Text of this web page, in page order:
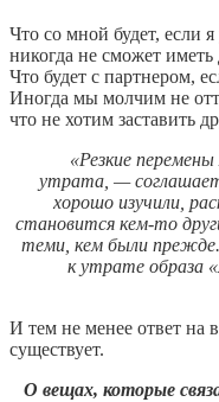
Что со мной будет, если
никогда не сможет
Что будет с партнером,
Иногда мы молчим не
что не хотим заставить
«Резкие
утрата, —
хорошо изучили,
становится кем-то
теми, кем были
к утрате образа
И тем не менее ответ на
существует.
О вещах, которые